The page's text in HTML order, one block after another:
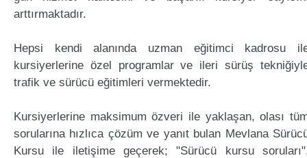
arttırmaktadır.
Hepsi kendi alanında uzman eğitimci kadrosu
kursiyerlerine özel programlar ve ileri sürüş
trafik ve sürücü eğitimleri vermektedir.
Kursiyerlerine maksimum özveri ile yaklaşan, olası
sorularına hızlıca çözüm ve yanıt bulan Mevlana
Kursu ile iletişime geçerek; "Sürücü kursu